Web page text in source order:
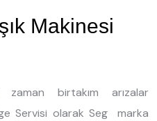
Makinesi
zaman birtakım arızalar
Servisi olarak Seg marka